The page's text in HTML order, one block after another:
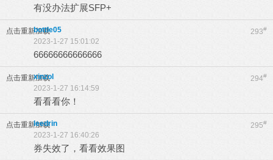
有没办法扩展SFP+
点击重新加载 293#
bottle05
2023-1-27 15:01:02
66666666666666
点击重新加载 294#
xinzol
2023-1-27 16:14:59
看看看你！
点击重新加载 295#
leedrin
2023-1-27 16:40:26
券失效了，看看效果图